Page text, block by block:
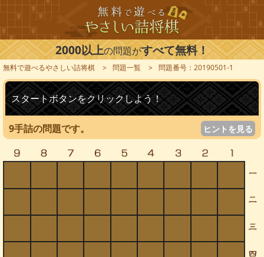
2000以上の問題がすべて無料！
無料で遊べるやさしい詰将棋 問題一覧 問題番号：20190501-1
スタートボタンをクリックしよう！
9手詰の問題です。 ヒントを見る